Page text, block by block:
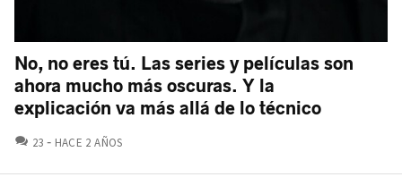
No, no eres tú. Las series y películas son
ahora mucho más oscuras. Y la
explicación va más allá de lo técnico
23 COMENTARIOS
HACE 2 AÑOS